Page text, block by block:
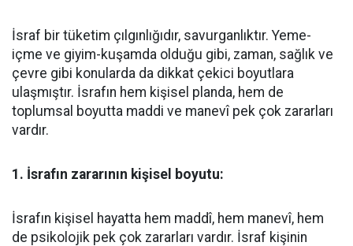
İsraf bir tüketim çılgınlığıdır, savurganlıktır. Yeme-
içme ve giyim-kuşamda olduğu gibi, zaman, sağlık ve
çevre gibi konularda da dikkat çekici boyutlara
ulaşmıştır. İsrafın hem kişisel planda, hem de
toplumsal boyutta maddi ve manevî pek çok zararları
vardır.
1. İsrafın zararının kişisel boyutu:
İsrafın kişisel hayatta hem maddî, hem manevî, hem
de psikolojik pek çok zararları vardır. İsraf kişinin